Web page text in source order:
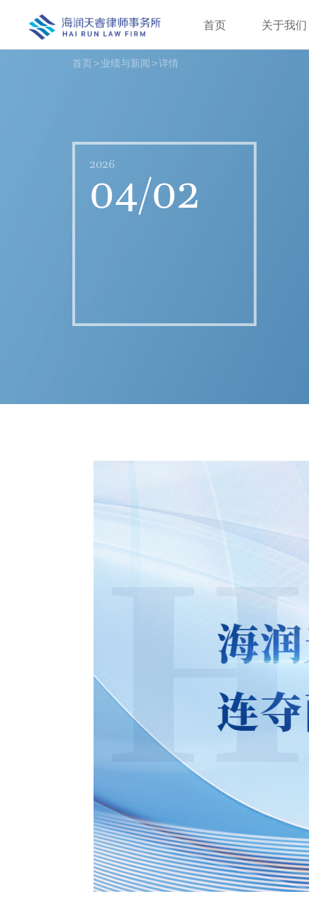
首页 关于我们
首页 >业绩与新闻 >详情
2026
04/02